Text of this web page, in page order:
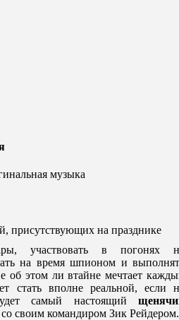
музыка
присутствующих на празднике
участвовать в погонях
на время шпионом и
об этом ли втайне мечтает
стать вполне реальной, если
самый настоящий
со своим командиром Зик Рейдером.